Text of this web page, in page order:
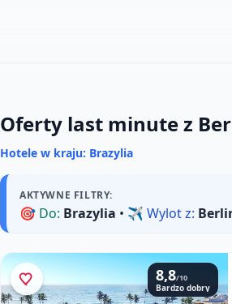
Oferty last minute z
Hotele w kraju: Brazylia
AKTYWNE FILTRY:
🎯 Do: Brazylia • ✈️ Wylot z:
8,8/10
Bardzo dobry